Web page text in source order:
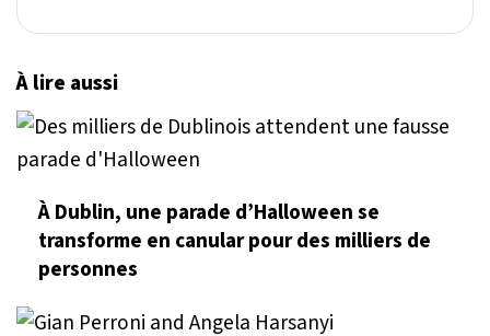
À lire aussi
À Dublin, une parade d’Halloween se
transforme en canular pour des milliers de
personnes